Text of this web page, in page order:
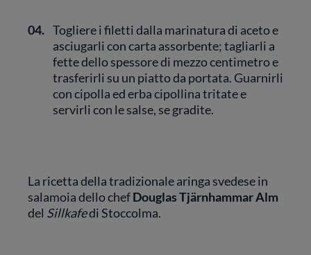
04. Togliere i filetti dalla marinatura di aceto e
asciugarli con carta assorbente; tagliarli a
fette dello spessore di mezzo centimetro e
trasferirli su un piatto da portata. Guarnirli
con cipolla ed erba cipollina tritate e
servirli con le salse, se gradite.
La ricetta della tradizionale aringa svedese in
salamoia dello chefDouglas Tjärnhammar Alm
del Sillkafedi Stoccolma.